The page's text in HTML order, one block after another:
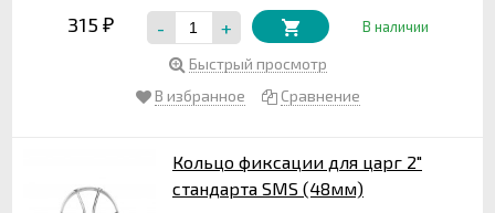
315 ₽ - + В наличии
Быстрый просмотр
В избранное
Сравнение
Кольцо фиксации для царг 2"
стандарта SMS (48мм)